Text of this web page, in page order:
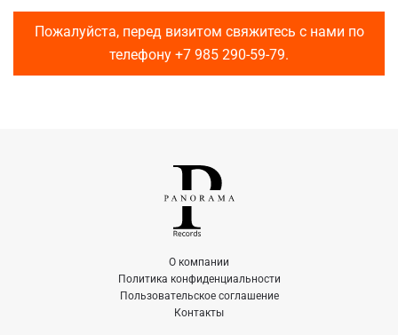
Пожалуйста, перед визитом свяжитесь с нами по
телефону +7 985 290-59-79.
О компании
Политика конфиденциальности
Пользовательское соглашение
Контакты